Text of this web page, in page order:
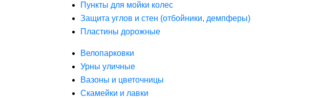
Пункты для мойки колес
Защита углов и стен (отбойники, демпферы)
Пластины дорожные
Велопарковки
Урны уличные
Вазоны и цветочницы
Скамейки и лавки